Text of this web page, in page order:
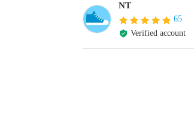
NT
65
Verified account